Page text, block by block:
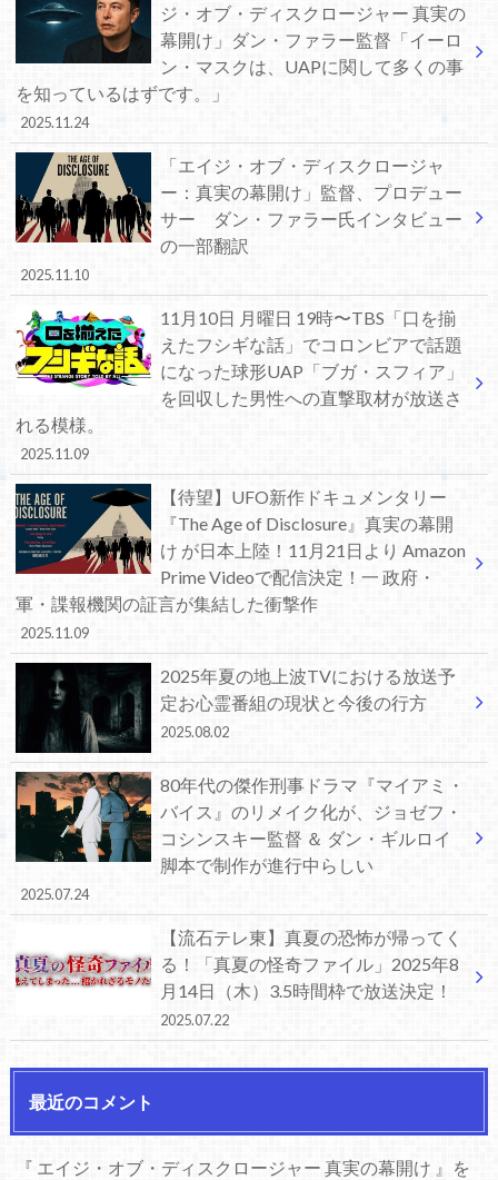
ジ・オブ・ディスクロージャー 真実の
幕開け」ダン・ファラー監督「イーロ
ン・マスクは、UAPに関して多くの事
を知っているはずです。」
2025.11.24
「エイジ・オブ・ディスクロージャ
ー：真実の幕開け」監督、プロデュー
サー ダン・ファラー氏インタビュー
の一部翻訳
2025.11.10
11月10日 月曜日 19時〜TBS「口を揃
えたフシギな話」でコロンビアで話題
になった球形UAP「ブガ・スフィア」
を回収した男性への直撃取材が放送さ
れる模様。
2025.11.09
【待望】UFO新作ドキュメンタリー
『The Age of Disclosure』真実の幕開
け が日本上陸！11月21日より Amazon
Prime Videoで配信決定！一 政府・
軍・諜報機関の証言が集結した衝撃作
2025.11.09
2025年夏の地上波TVにおける放送予
定お心霊番組の現状と今後の行方
2025.08.02
80年代の傑作刑事ドラマ『マイアミ・
バイス』のリメイク化が、ジョゼフ・
コシンスキー監督 ＆ ダン・ギルロイ
脚本で制作が進行中らしい
2025.07.24
【流石テレ東】真夏の恐怖が帰ってく
る！「真夏の怪奇ファイル」2025年8
月14日（木）3.5時間枠で放送決定！
2025.07.22
最近のコメント
『 エイジ・オブ・ディスクロージャー 真実の幕開け 』を